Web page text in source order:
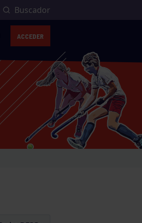
Buscador
ACCEDER